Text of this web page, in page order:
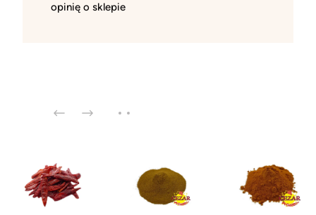
opinię o sklepie